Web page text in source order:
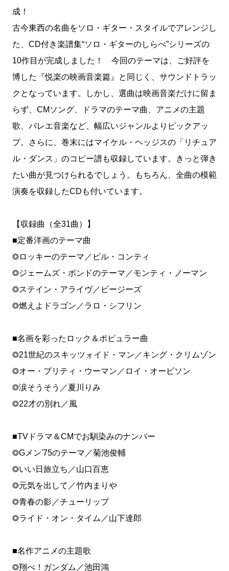
成！
古今東西の名曲をソロ・ギター・スタイルでアレンジし
た、CD付き楽譜集“ソロ・ギターのしらべ”シリーズの
10作目が完成しました！ 今回のテーマは、ご好評を
博した『悦楽の映画音楽篇』と同じく、サウンドトラッ
クとなっています。しかし、選曲は映画音楽だけに留ま
らず、CMソング、ドラマのテーマ曲、アニメの主題
歌、バレエ音楽など、幅広いジャンルよりピックアッ
プ。さらに、巻末にはマイケル・ヘッジスの「リチュア
ル・ダンス」のコピー譜も収録しています。きっと弾き
たい曲が見つけられるでしょう。もちろん、全曲の模範
演奏を収録したCDも付いています。
【収録曲（全31曲）】
■定番洋画のテーマ曲
◎ロッキーのテーマ／ビル・コンティ
◎ジェームズ・ボンドのテーマ／モンティ・ノーマン
◎ステイン・アライヴ／ビージーズ
◎燃えよドラゴン／ラロ・シフリン
■名画を彩ったロック＆ポピュラー曲
◎21世紀のスキッツォイド・マン／キング・クリムゾン
◎オー・プリティ・ウーマン／ロイ・オービソン
◎涙そうそう／夏川りみ
◎22才の別れ／風
■TVドラマ＆CMでお馴染みのナンバー
◎Gメン'75のテーマ／菊池俊輔
◎いい日旅立ち／山口百恵
◎元気を出して／竹内まりや
◎青春の影／チューリップ
◎ライド・オン・タイム／山下達郎
■名作アニメの主題歌
◎翔べ！ガンダム／池田鴻